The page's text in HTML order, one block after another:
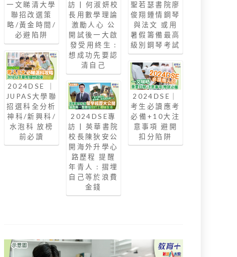
一文睇清大學
聯招改選策
略/黃金時間/
必避陷阱
2024DSE ｜
JUPAS大學聯
招選科全分析
神科/新興科/
水泡科 放榜
前必讀
訪 | 何淑妍校
長用數學理論
激勵人心 公
開試後一大啟
發受用終生 :
想成功先要認
清自己
2024DSE專
訪 | 英華書院
校長陳狄安公
開海外升學心
路歷程 提醒
年青人 : 摺埋
自己等於浪費
金錢
聖若瑟書院廖
俊翔鍾情鋼琴
與法文 或用
暑假籌備最高
級別鋼琴考試
2024DSE｜
考生必讀應考
必備+10大注
意事項 避開
扣分陷阱